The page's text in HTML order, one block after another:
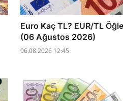
Euro Kaç TL? EUR/TL
(06 Ağustos 2026)
06.08.2026 12:45